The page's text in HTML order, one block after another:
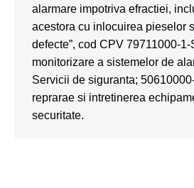
alarmare impotriva efractiei,
acestora cu inlocuirea pieselor
defecte”, cod CPV 79711000-
monitorizare a sistemelor de
Servicii de siguranta;
reprarae si intretinerea
securitate.